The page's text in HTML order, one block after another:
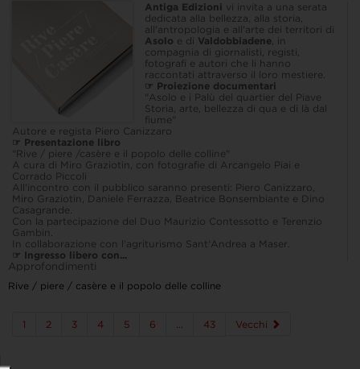
Antiga Edizioni vi invita a una serata
dedicata alla bellezza, alla storia,
all'antropologia e all'arte dei territori di
Asolo e di Valdobbiadene, in
compagnia di giornalisti, registi,
fotografi e autori che li hanno
raccontati attraverso il loro mestiere.
☞ Proiezione documentari
"Asolo e i Palù del quartier del Piave
Storia, arte, bellezza di qua e di là dal
fiume"
Autore e regista Piero Canizzaro
☞ Presentazione libro
"Rive / piere /casère e il popolo delle colline"
A cura di Miro Graziotin, con fotografie di Arcangelo Piai e
Corrado Piccoli
All'incontro con il pubblico saranno presenti: Piero Canizzaro,
Miro Graziotin, Daniele Ferrazza, Beatrice Bonsembiante e Dino
Casagrande.
Con la partecipazione del Duo Maurizio Contessotto e Terenzio
Gambin.
In collaborazione con l'agriturismo Sant'Andrea a Maser.
☞ Ingresso libero con...
Approfondimenti
Rive / piere / casère e il popolo delle colline
1 2 3 4 5 6 43 Vecchi